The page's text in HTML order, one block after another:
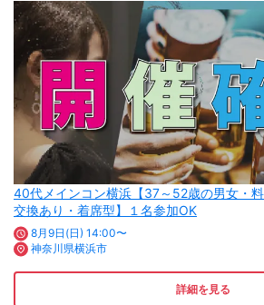
40代メインコン横浜【37～52歳の男女・
交換あり・着席型】１名参加OK
8月9日(日) 14:00〜
神奈川県横浜市
詳細を見る